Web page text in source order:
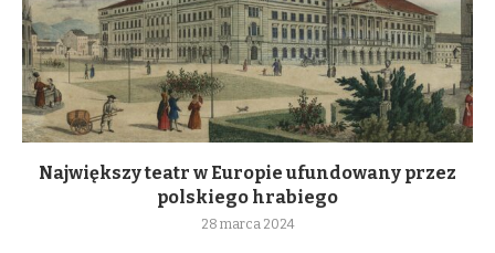
Największy teatr w Europie ufundowany przez
polskiego hrabiego
28 marca 2024